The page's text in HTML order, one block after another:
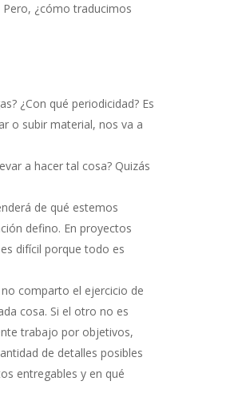
¿cómo traducimos
¿Con qué periodicidad? Es
o subir material, nos va a
a hacer tal cosa? Quizás
de qué estemos
defino. En proyectos
difícil porque todo es
comparto el ejercicio de
cosa. Si el otro no es
trabajo por objetivos,
de detalles posibles
entregables y en qué